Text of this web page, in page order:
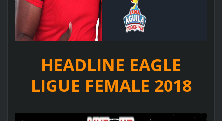
HEADLINE EAGLE
LIGUE FEMALE 2018